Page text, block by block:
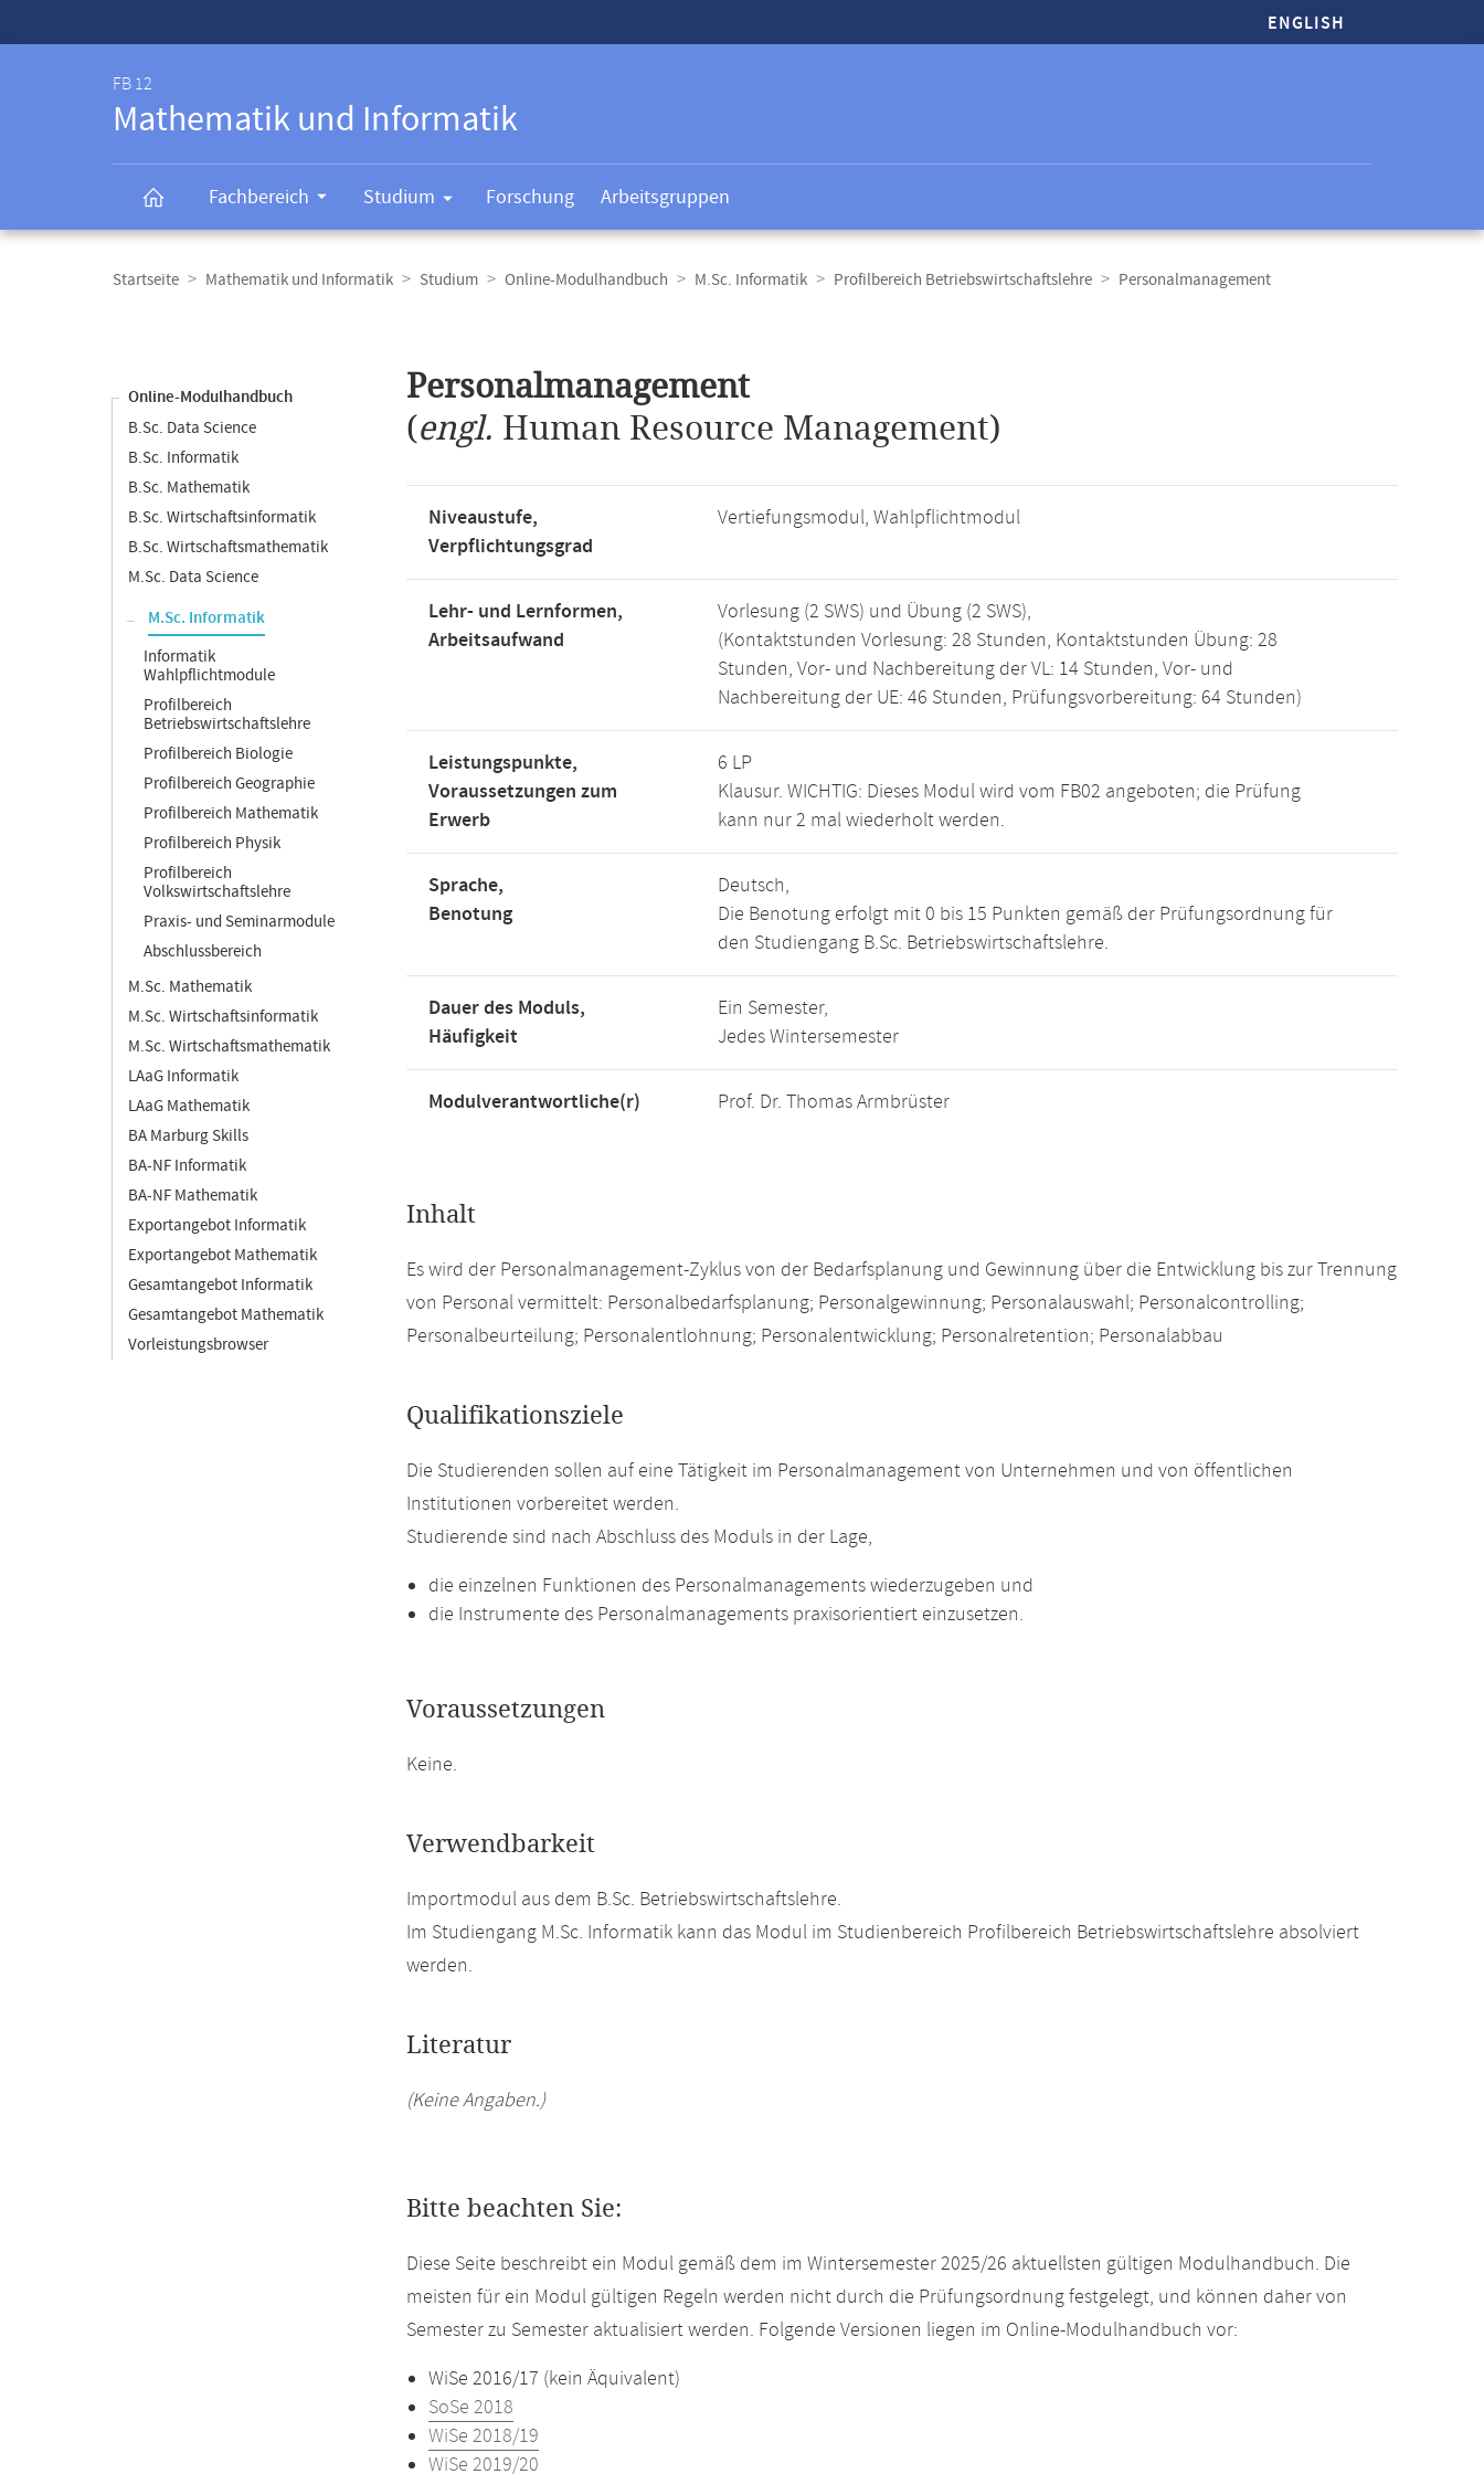
ENGLISH
FB 12
Mathematik und Informatik
Fachbereich Studium Forschung Arbeitsgruppen
Navigation
Startseite Mathematik und Informatik Studium Online-Modulhandbuch M.Sc. Informatik Profilbereich Betriebswirtschaftslehre Personalmanagement
Online-Modulhandbuch
B.Sc. Data Science
B.Sc. Informatik
B.Sc. Mathematik
B.Sc. Wirtschaftsinformatik
B.Sc. Wirtschaftsmathematik
M.Sc. Data Science
M.Sc. Informatik
Informatik
Wahlpflichtmodule
Profilbereich
Betriebswirtschaftslehre
Profilbereich Biologie
Profilbereich Geographie
Profilbereich Mathematik
Profilbereich Physik
Profilbereich
Volkswirtschaftslehre
Praxis- und Seminarmodule
Abschlussbereich
M.Sc. Mathematik
M.Sc. Wirtschaftsinformatik
M.Sc. Wirtschaftsmathematik
LAaG Informatik
LAaG Mathematik
BA Marburg Skills
BA-NF Informatik
BA-NF Mathematik
Exportangebot Informatik
Exportangebot Mathematik
Gesamtangebot Informatik
Gesamtangebot Mathematik
Vorleistungsbrowser
Personalmanagement
(engl. Human Resource Management)
Niveaustufe,
Verpflichtungsgrad
Vertiefungsmodul, Wahlpflichtmodul
Lehr- und Lernformen,
Arbeitsaufwand
Vorlesung (2 SWS) und Übung (2 SWS),
(Kontaktstunden Vorlesung: 28 Stunden, Kontaktstunden Übung: 28
Stunden, Vor- und Nachbereitung der VL: 14 Stunden, Vor- und
Nachbereitung der UE: 46 Stunden, Prüfungsvorbereitung: 64 Stunden)
Leistungspunkte,
Voraussetzungen zum
Erwerb
6 LP
Klausur. WICHTIG: Dieses Modul wird vom FB02 angeboten; die Prüfung
kann nur 2 mal wiederholt werden.
Sprache,
Benotung
Deutsch,
Die Benotung erfolgt mit 0 bis 15 Punkten gemäß der Prüfungsordnung für
den Studiengang B.Sc. Betriebswirtschaftslehre.
Dauer des Moduls,
Häufigkeit
Ein Semester,
Jedes Wintersemester
Modulverantwortliche(r) Prof. Dr. Thomas Armbrüster
Inhalt
Es wird der Personalmanagement-Zyklus von der Bedarfsplanung und Gewinnung über die Entwicklung bis zur Trennung
von Personal vermittelt: Personalbedarfsplanung; Personalgewinnung; Personalauswahl; Personalcontrolling;
Personalbeurteilung; Personalentlohnung; Personalentwicklung; Personalretention; Personalabbau
Qualifikationsziele
Die Studierenden sollen auf eine Tätigkeit im Personalmanagement von Unternehmen und von öffentlichen
Institutionen vorbereitet werden.
Studierende sind nach Abschluss des Moduls in der Lage,
die einzelnen Funktionen des Personalmanagements wiederzugeben und
die Instrumente des Personalmanagements praxisorientiert einzusetzen.
Voraussetzungen
Keine.
Verwendbarkeit
Importmodul aus dem B.Sc. Betriebswirtschaftslehre.
Im Studiengang M.Sc. Informatik kann das Modul im Studienbereich Profilbereich Betriebswirtschaftslehre absolviert
werden.
Literatur
(Keine Angaben.)
Bitte beachten Sie:
Diese Seite beschreibt ein Modul gemäß dem im Wintersemester 2025/26 aktuellsten gültigen Modulhandbuch. Die
meisten für ein Modul gültigen Regeln werden nicht durch die Prüfungsordnung festgelegt, und können daher von
Semester zu Semester aktualisiert werden. Folgende Versionen liegen im Online-Modulhandbuch vor:
WiSe 2016/17 (kein Äquivalent)
SoSe 2018
WiSe 2018/19
WiSe 2019/20